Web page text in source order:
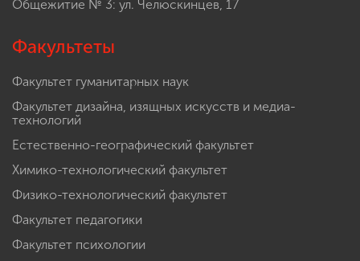
Общежитие № 3: ул. Челюскинцев, 17
Факультеты
Факультет гуманитарных наук
Факультет дизайна, изящных искусств и медиа-
технологий
Естественно-географический факультет
Химико-технологический факультет
Физико-технологический факультет
Факультет педагогики
Факультет психологии